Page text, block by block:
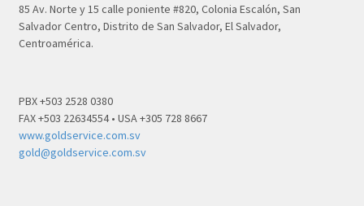
85 Av. Norte y 15 calle poniente #820, Colonia Escalón, San
Salvador Centro, Distrito de San Salvador, El Salvador,
Centroamérica.
PBX +503 2528 0380
FAX +503 22634554 • USA +305 728 8667
www.goldservice.com.sv
gold@goldservice.com.sv